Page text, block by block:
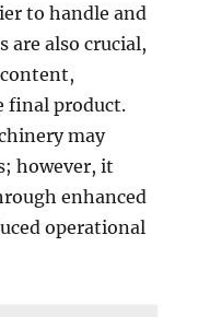
to handle and
are also crucial,
final product.
may
however, it
enhanced
operational